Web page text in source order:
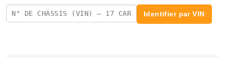
Identifier par VIN